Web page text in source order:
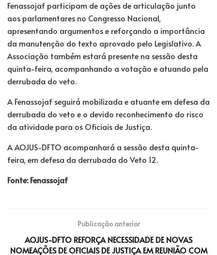
Fenassojaf participam de ações de articulação junto
aos parlamentares no Congresso Nacional,
apresentando argumentos e reforçando a importância
da manutenção do texto aprovado pelo Legislativo. A
Associação também estará presente na sessão desta
quinta-feira, acompanhando a votação e atuando pela
derrubada do veto.
A Fenassojaf seguirá mobilizada e atuante em defesa da
derrubada do veto e o devido reconhecimento do risco
da atividade para os Oficiais de Justiça.
A AOJUS-DFTO acompanhará a sessão desta quinta-
feira, em defesa da derrubada do Veto 12.
Fonte: Fenassojaf
Publicação anterior
AOJUS-DFTO REFORÇA NECESSIDADE DE NOVAS
NOMEAÇÕES DE OFICIAIS DE JUSTIÇA EM REUNIÃO COM